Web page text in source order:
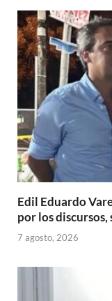
Edil Eduardo
por los
7 agosto, 2026